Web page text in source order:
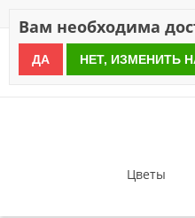
Цветы
Вам необходима
ДА НЕТ, ИЗМЕНИТЬ